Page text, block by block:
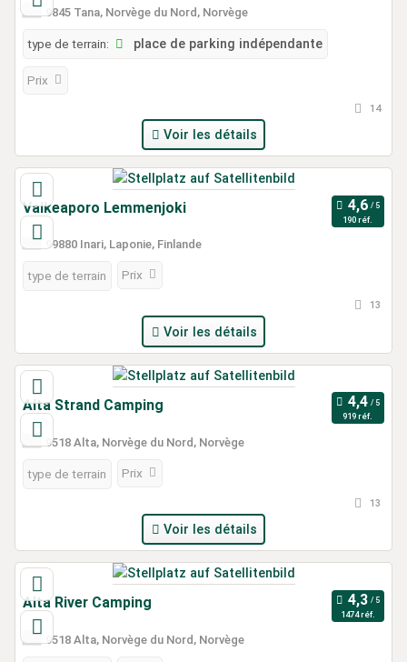
9845 Tana, Norvège du Nord, Norvège
type de terrain: place de parking indépendante
Prix
14
Voir les détails
Valkeaporo Lemmenjoki
190 réf.
99880 Inari, Laponie, Finlande
type de terrain Prix
13
Voir les détails
Alta Strand Camping
919 réf.
9518 Alta, Norvège du Nord, Norvège
type de terrain Prix
13
Voir les détails
Alta River Camping
1474 réf.
9518 Alta, Norvège du Nord, Norvège